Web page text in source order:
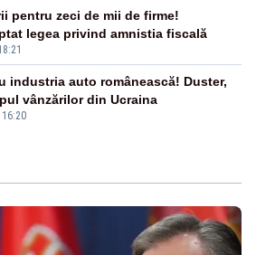
pentru zeci de mii de firme!
legea privind amnistia fiscală
industria auto românească! Duster,
vânzărilor din Ucraina